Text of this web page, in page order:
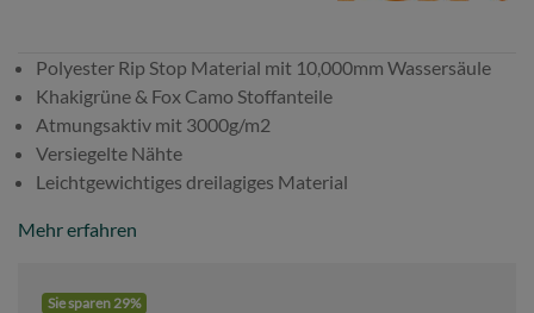
Polyester Rip Stop Material mit 10,000mm Wassersäule
Khakigrüne & Fox Camo Stoffanteile
Atmungsaktiv mit 3000g/m2
Versiegelte Nähte
Leichtgewichtiges dreilagiges Material
Mehr erfahren
Sie sparen 29%